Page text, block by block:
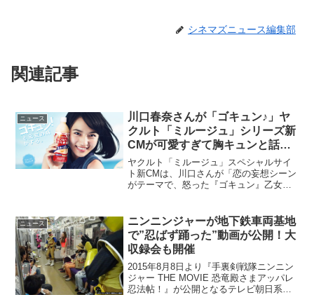
シネマズニュース編集部
関連記事
ニュース
川口春奈さんが「ゴキュン♪」ヤ
クルト「ミルージュ」シリーズ新
CMが可愛すぎて胸キュンと話題
に!?
ヤクルト「ミルージュ」スペシャルサイ
ト新CMは、川口さんが「恋の妄想シーン
がテーマで、怒った『ゴキュン』乙女な
な『ゴキュン』を表現していますので、
その表情を見ていただけ...
ニュース
ニンニンジャーが地下鉄車両基地
で”忍ばず踊った”動画が公開！大
収録会も開催
2015年8月8日より『手裏剣戦隊ニンニン
ジャー THE MOVIE 恐竜殿さまアッパレ
忍法帖！』が公開となるテレビ朝日系列